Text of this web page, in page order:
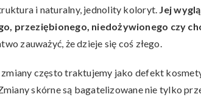
i naturalny, jednolity koloryt. Jej
przeziębionego, niedożywionego czy
zauważyć, że dzieje się coś złego.
często traktujemy jako defekt
skórne są bagatelizowane nie tylko